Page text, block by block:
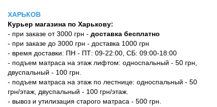
ХАРЬКОВ
Курьер магазина по Харькову:
- при заказе от 3000 грн - доставка бесплатно
- при заказе до 3000 грн - доставка 1000 грн
- время доставки: ПН - ПТ: 09-22:00, СБ: 09:00-18:00
- подъем матраса на этаж лифтом: односпальный - 50 грн,
двуспальный - 100 грн.
- подъем матраса на этаж по лестнице: односпальный - 50
грн/этаж, двуспальный - 100 грн/этаж.
- вывоз и утилизация старого матраса - 500 грн.